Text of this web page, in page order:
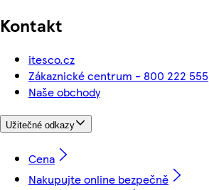
Kontakt
itesco.cz
Zákaznické centrum - 800 222 555
Naše obchody
Užitečné odkazy
Cena
Nakupujte online bezpečně